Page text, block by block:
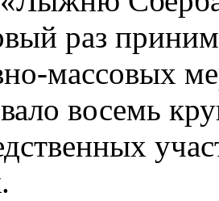
раз
массовых
восемь